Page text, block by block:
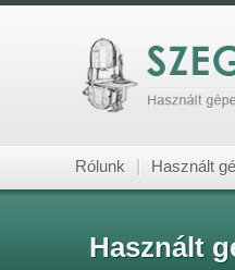
Rólunk Használt
Használt